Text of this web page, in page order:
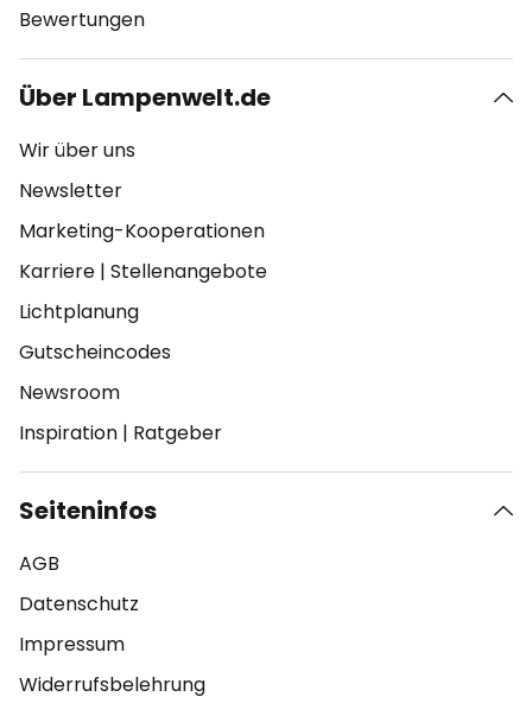
Bewertungen
Über Lampenwelt.de
Wir über uns
Newsletter
Marketing-Kooperationen
Karriere | Stellenangebote
Lichtplanung
Gutscheincodes
Newsroom
Inspiration | Ratgeber
Seiteninfos
AGB
Datenschutz
Impressum
Widerrufsbelehrung